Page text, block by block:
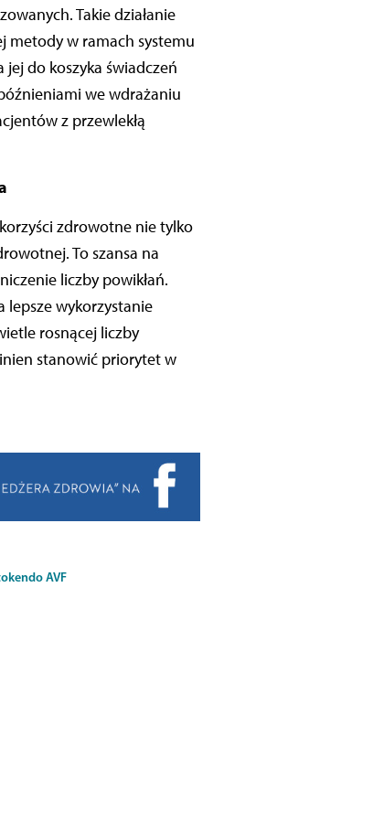
Takie działanie
metody w ramach systemu
do koszyka świadczeń
we wdrażaniu
z przewlekłą
zdrowotne nie tylko
To szansa na
liczby powikłań.
lepsze wykorzystanie
rosnącej liczby
stanowić priorytet w
endo AVF